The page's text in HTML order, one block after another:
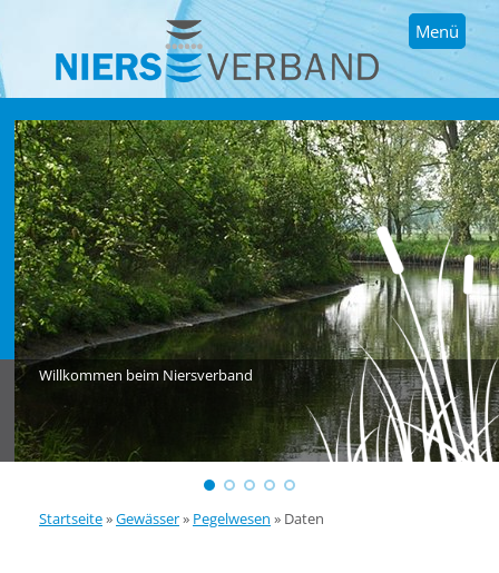
Menü
Willkommen beim Niersverband
Startseite»Gewässer» Pegelwesen » Daten